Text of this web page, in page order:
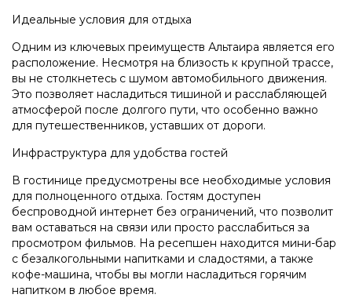
Идеальные условия для отдыха
Одним из ключевых преимуществ Альтаира является его
расположение. Несмотря на близость к крупной трассе,
вы не столкнетесь с шумом автомобильного движения.
Это позволяет насладиться тишиной и расслабляющей
атмосферой после долгого пути, что особенно важно
для путешественников, уставших от дороги.
Инфраструктура для удобства гостей
В гостинице предусмотрены все необходимые условия
для полноценного отдыха. Гостям доступен
беспроводной интернет без ограничений, что позволит
вам оставаться на связи или просто расслабиться за
просмотром фильмов. На ресепшен находится мини-бар
с безалкогольными напитками и сладостями, а также
кофе-машина, чтобы вы могли насладиться горячим
напитком в любое время.